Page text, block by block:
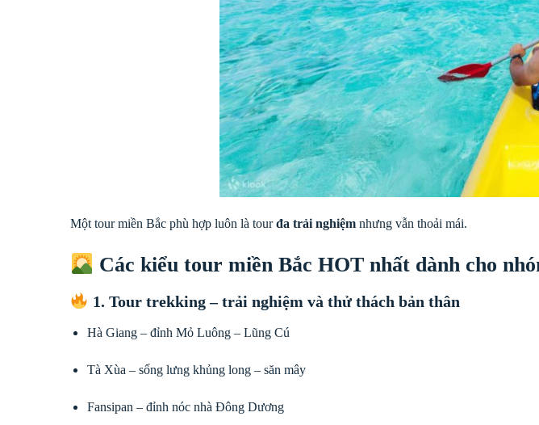
Một tour miền Bắc phù hợp luôn là tourđa trải nghiệm nhưng vẫn thoải mái.
Các kiểu tour miền Bắc HOT nhất dành cho
1. Tour trekking – trải nghiệm và thử thách bản thân
Hà Giang – đỉnh Mỏ Luông – Lũng Cú
Tà Xùa – sống lưng khủng long – săn mây
Fansipan – đỉnh nóc nhà Đông Dương